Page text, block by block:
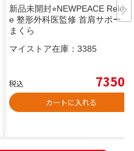
新品未開封⭐︎NEWPEACE Releas
e 整形外科医監修 首肩サポート
まくら
マイストア在庫： 3385
税込 7350
カートに入れる